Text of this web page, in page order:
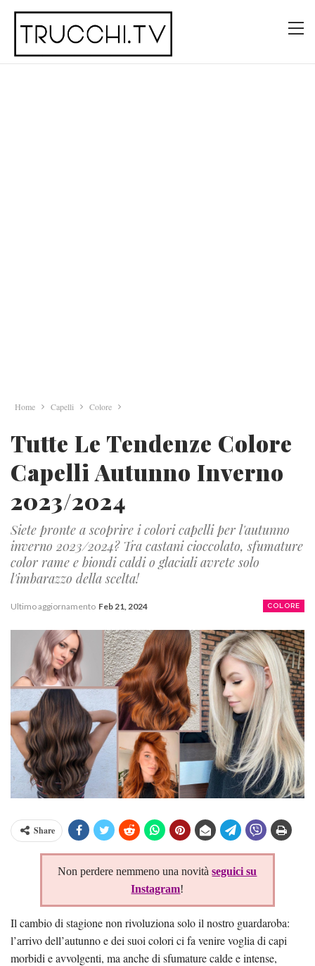
Home Capelli Colore
Tutte Le Tendenze Colore
Capelli Autunno Inverno
2023/2024
Siete pronte a scoprire i colori capelli per l'autunno
inverno 2023/2024? Tra castani cioccolato, sfumature
color rame e biondi caldi o glaciali avrete solo
l'imbarazzo della scelta!
COLORE
Ultimo aggiornamento Feb 21, 2024
Share
Non perdere nemmeno una novitàseguici su
Instagram!
Il cambio di stagione non rivoluziona solo il nostro guardaroba:
l’arrivo dell’autunno e dei suoi colori ci fa venire voglia di capi
morbidi e avvolgenti, ma anche di sfumature calde e intense,